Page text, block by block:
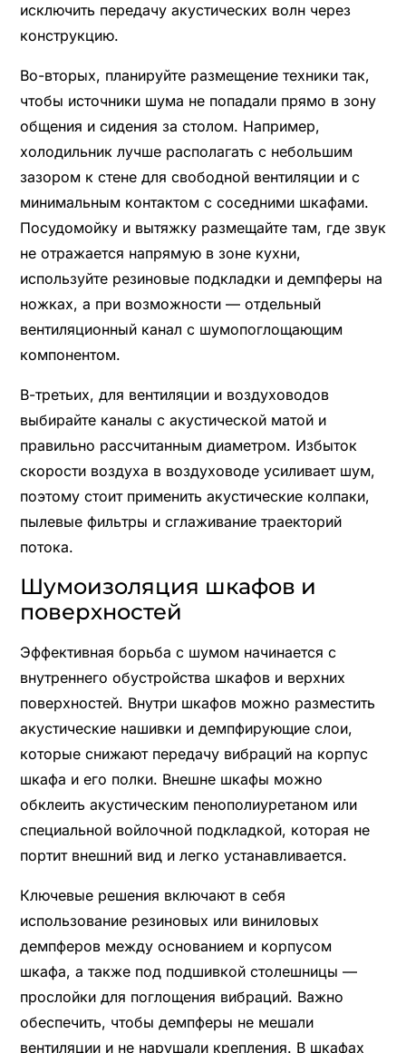
исключить передачу акустических волн через
конструкцию.
Во-вторых, планируйте размещение техники так,
чтобы источники шума не попадали прямо в зону
общения и сидения за столом. Например,
холодильник лучше располагать с небольшим
зазором к стене для свободной вентиляции и с
минимальным контактом с соседними шкафами.
Посудомойку и вытяжку размещайте там, где звук
не отражается напрямую в зоне кухни,
используйте резиновые подкладки и демпферы на
ножках, а при возможности — отдельный
вентиляционный канал с шумопоглощающим
компонентом.
В-третьих, для вентиляции и воздуховодов
выбирайте каналы с акустической матой и
правильно рассчитанным диаметром. Избыток
скорости воздуха в воздуховоде усиливает шум,
поэтому стоит применить акустические колпаки,
пылевые фильтры и сглаживание траекторий
потока.
Шумоизоляция шкафов и
поверхностей
Эффективная борьба с шумом начинается с
внутреннего обустройства шкафов и верхних
поверхностей. Внутри шкафов можно разместить
акустические нашивки и демпфирующие слои,
которые снижают передачу вибраций на корпус
шкафа и его полки. Внешне шкафы можно
обклеить акустическим пенополиуретаном или
специальной войлочной подкладкой, которая не
портит внешний вид и легко устанавливается.
Ключевые решения включают в себя
использование резиновых или виниловых
демпферов между основанием и корпусом
шкафа, а также под подшивкой столешницы —
прослойки для поглощения вибраций. Важно
обеспечить, чтобы демпферы не мешали
вентиляции и не нарушали крепления. В шкафах